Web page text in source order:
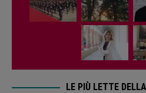
LE PIÙ LETTE